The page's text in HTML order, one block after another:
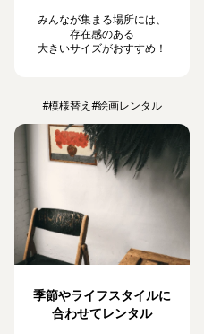
みんなが集まる場所には、
存在感のある
大きいサイズがおすすめ！
#模様替え #絵画レンタル
季節やライフスタイルに
合わせてレンタル